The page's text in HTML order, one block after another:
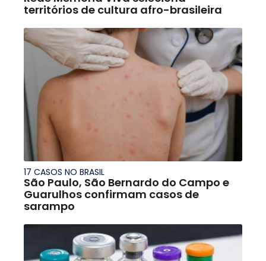
territórios de cultura afro-brasileira
17 CASOS NO BRASIL
São Paulo, São Bernardo do Campo e
Guarulhos confirmam casos de
sarampo